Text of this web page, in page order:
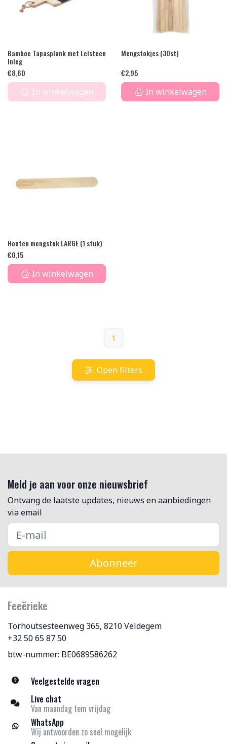
Bamboe Tapasplank met Leisteen
Inleg
€8,60
In winkelwagen
Mengstokjes (30st)
€2,95
In winkelwagen
Houten mengstok LARGE (1 stuk)
€0,15
In winkelwagen
1
Open filters
Meld je aan voor onze nieuwsbrief
Ontvang de laatste updates, nieuws en aanbiedingen
via email
Abonneer
Feeërieke
Torhoutsesteenweg 365, 8210 Veldegem
+32 50 65 87 50
btw-nummer: BE0689586262
Veelgestelde vragen
Live chat
Van maandag tem vrijdag
WhatsApp
Wij antwoorden zo snel mogelijk